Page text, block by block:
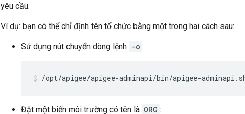
yêu cầu.
Ví dụ: bạn có thể chỉ định tên tổ chức bằng một trong hai cách sau:
Sử dụng nút chuyển dòng lệnh -o :
/opt/apigee/apigee-adminapi/bin/apigee-
Đặt một biến môi trường có tên là ORG :